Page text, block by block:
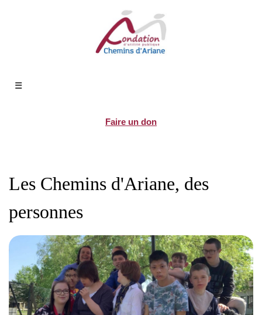
☰
Faire un don
Les Chemins d'Ariane, des
personnes